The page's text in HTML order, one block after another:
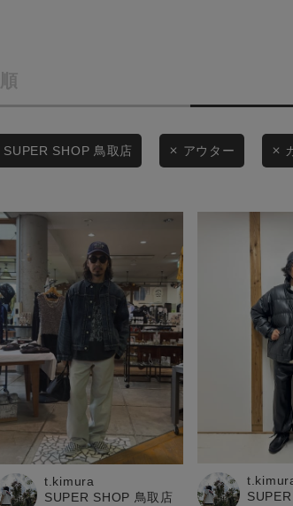
カテゴリから探す
スタイリングから探す
ブランドから探す
履き比べ可能商品から探す
お知らせ・ご利用ガイド
お知らせ
ご利用ガイド
ギフトラッピング
お問い合わせ
セール価格
在庫
在庫あり
条件で絞り込む
SUPER SHOP 鳥取店 アウター
t.kimura
SUPER SHOP 鳥取店